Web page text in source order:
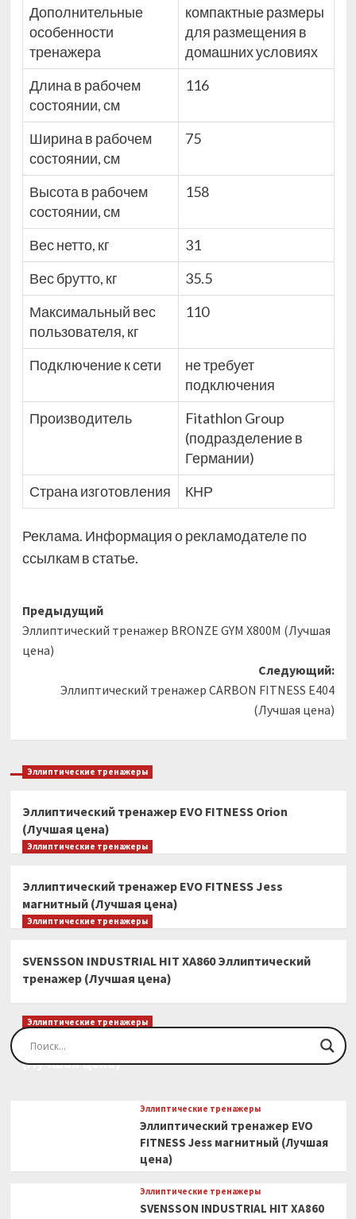
Дополнительные
особенности
тренажера
компактные размеры
для размещения в
домашних условиях
Длина в рабочем
состоянии, см
116
Ширина в рабочем
состоянии, см
75
Высота в рабочем
состоянии, см
158
Вес нетто, кг
31
Вес брутто, кг
35.5
Максимальный вес
пользователя, кг
110
Подключение к сети
не требует
подключения
Производитель
Fitathlon Group
(подразделение в
Германии)
Страна изготовления
КНР
Реклама. Информация о рекламодателе по
ссылкам в статье.
Навигация
записи
Предыдущий
Эллиптический тренажер BRONZE GYM X800M (Лучшая
цена)
Следующий:
Эллиптический тренажер CARBON FITNESS E404
(Лучшая цена)
Эллиптические тренажеры
Эллиптический тренажер EVO FITNESS Orion
(Лучшая цена)
Эллиптические тренажеры
Эллиптический тренажер EVO FITNESS Jess
магнитный (Лучшая цена)
Эллиптические тренажеры
SVENSSON INDUSTRIAL HIT XA860 Эллиптический
тренажер (Лучшая цена)
Эллиптические тренажеры
Эллиптический тренажер EVO FITNESS Orion
(Лучшая цена)
Эллиптические тренажеры
Эллиптический тренажер EVO
FITNESS Jess магнитный (Лучшая
цена)
Эллиптические тренажеры
SVENSSON INDUSTRIAL HIT XA860